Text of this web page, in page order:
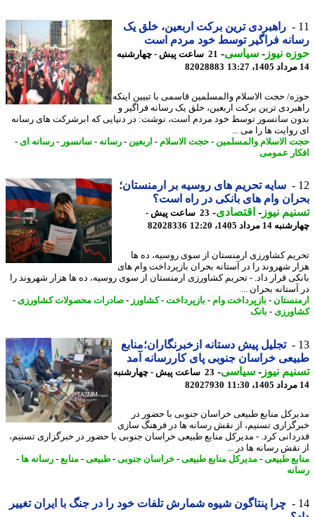
راهبردی ترین برکت اربعین، خلق یک
فراگیر توسط خود مردم است
نیوز-سیاسی-
21 ساعت پیش - چهارشنبه
82028883
حجت الاسلام والمسلمین قاسمی با تبیین اینکه
ترین برکت اربعین، خلق یک رسانه فراگیر و
سانسور توسط خود مردم است، نوشت: در دنیایی که ابرشرکت های رسانه
ها را می ...
الاسلام والمسلمین-حجت الاسلام-اربعین -رسانه-سانسور-رسانه ای-
عمومی
سایه تحریم های روسیه بر ارمنستان؛
وام های بانکی در راه است؟
نیوز-اقتصادی-
23 ساعت پیش -
مرداد 1405، 12:20
82028336
کشاورزی ارمنستان از سوی روسیه، ده ها
شهروند را در آستانه بحران بازپرداخت وام های
قرار داد. - تحریم کشاورزی ارمنستان از سوی روسیه، ده ها هزار شهروند را
بحران ...
-بازپرداخت وام-بازپرداخت -کشاورز-صادرات محصولات کشاورزی-
- بانک
تجلیل پیش دستانه ازخبرنگاران؛منابع
خراسان جنوبی پای کاررسانه آمد
نیوز-سیاسی-
23 ساعت پیش - چهارشنبه
82027930
منابع طبیعی خراسان جنوبی با حضور در
تسنیم، از نقش رسانه ها در فرهنگ سازی
کرد. - مدیرکل منابع طبیعی خراسان جنوبی با حضور در خبرگزاری تسنیم،
رسانه ها در ...
طبیعی-مدیرکل منابع طبیعی-خراسان جنوبی-طبیعی-منابع-رسانه ها-
چرا پنتاگون شیوه شمارش تلفات خود را در جنگ با ایران تغییر